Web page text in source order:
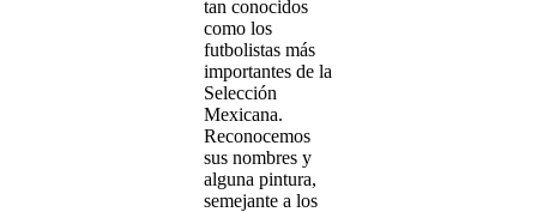
tan conocidos
como los
futbolistas más
importantes de la
Selección
Mexicana.
Reconocemos
sus nombres y
alguna pintura,
semejante a los